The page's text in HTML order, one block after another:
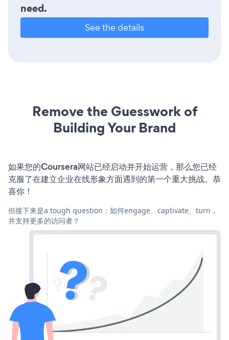
need.
See the details
Remove the Guesswork of
Building Your Brand
如果您的Coursera网站已经启动并开始运营，那么您已经
克服了在建立企业在线形象方面遇到的第一个重大挑战。恭
喜你！
但接下来是a tough question：如何engage、captivate、turn，
并支持更多的访问者？